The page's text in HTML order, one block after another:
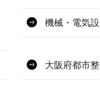
機械・電気
大阪府都市